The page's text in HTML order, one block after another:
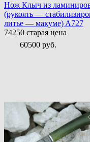
Нож Клыч из
(рукоять —
литье — макуме) A727
74250 старая цена
60500 руб.